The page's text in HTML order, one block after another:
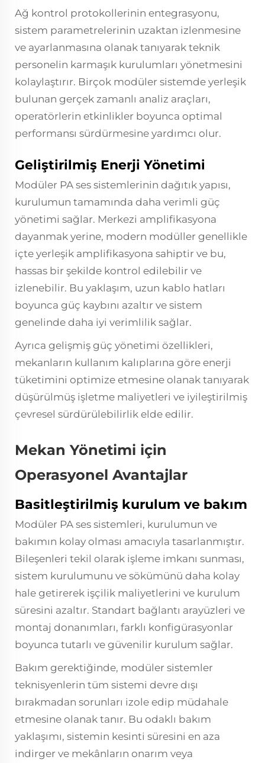
Ağ kontrol protokollerinin entegrasyonu,
sistem parametrelerinin uzaktan izlenmesine
ve ayarlanmasına olanak tanıyarak teknik
personelin karmaşık kurulumları yönetmesini
kolaylaştırır. Birçok modüler sistemde yerleşik
bulunan gerçek zamanlı analiz araçları,
operatörlerin etkinlikler boyunca optimal
performansı sürdürmesine yardımcı olur.
Geliştirilmiş Enerji Yönetimi
Modüler PA ses sistemlerinin dağıtık yapısı,
kurulumun tamamında daha verimli güç
yönetimi sağlar. Merkezi amplifikasyona
dayanmak yerine, modern modüller genellikle
içte yerleşik amplifikasyona sahiptir ve bu,
hassas bir şekilde kontrol edilebilir ve
izlenebilir. Bu yaklaşım, uzun kablo hatları
boyunca güç kaybını azaltır ve sistem
genelinde daha iyi verimlilik sağlar.
Ayrıca gelişmiş güç yönetimi özellikleri,
mekanların kullanım kalıplarına göre enerji
tüketimini optimize etmesine olanak tanıyarak
düşürülmüş işletme maliyetleri ve iyileştirilmiş
çevresel sürdürülebilirlik elde edilir.
Mekan Yönetimi için
Operasyonel Avantajlar
Basitleştirilmiş kurulum ve bakım
Modüler PA ses sistemleri, kurulumun ve
bakımın kolay olması amacıyla tasarlanmıştır.
Bileşenleri tekil olarak işleme imkanı sunması,
sistem kurulumunu ve sökümünü daha kolay
hale getirerek işçilik maliyetlerini ve kurulum
süresini azaltır. Standart bağlantı arayüzleri ve
montaj donanımları, farklı konfigürasyonlar
boyunca tutarlı ve güvenilir kurulum sağlar.
Bakım gerektiğinde, modüler sistemler
teknisyenlerin tüm sistemi devre dışı
bırakmadan sorunları izole edip müdahale
etmesine olanak tanır. Bu odaklı bakım
yaklaşımı, sistemin kesinti süresini en aza
indirger ve mekânların onarım veya